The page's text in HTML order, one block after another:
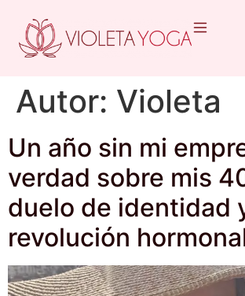
Autor: Violeta
Un año sin mi
verdad sobre mis
duelo de identidad
revolución